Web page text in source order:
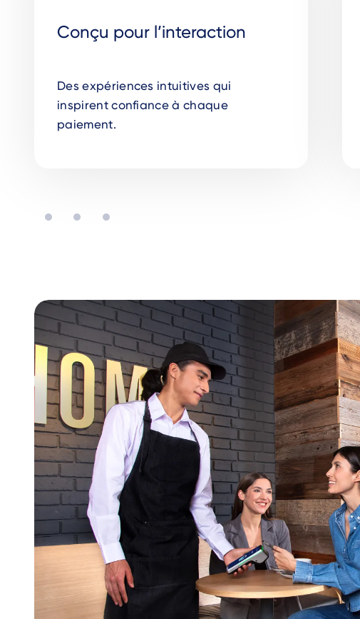
Conçu pour l’interaction
Des expériences intuitives qui
inspirent confiance à chaque
paiement.